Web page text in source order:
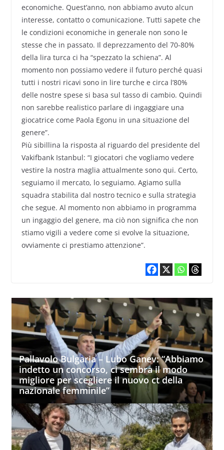
economiche. Quest’anno, non abbiamo avuto alcun
interesse, contatto o comunicazione. Tutti sapete che
le condizioni economiche in generale non sono le
stesse che in passato. Il deprezzamento del 70-80%
della lira turca ci ha “spezzato la schiena”. Al
momento non possiamo vedere il futuro perché quasi
tutti i nostri ricavi sono in lire turche e circa l’80%
delle nostre spese si basa sul tasso di cambio. Quindi
non sarebbe realistico parlare di ingaggiare una
giocatrice come Paola Egonu in una situazione del
genere”.
Più sibillina la risposta al riguardo del presidente del
Vakifbank Istanbul: “I giocatori che vogliamo vedere
vestire la nostra maglia attualmente sono qui. Certo,
seguiamo il mercato, lo seguiamo. Agiamo sulla
squadra stabilita dal nostro tecnico e sulla strategia
che segue. Al momento non abbiamo in programma
un ingaggio del genere, ma ciò non significa che non
stiamo vigili a vedere come si evolve la situazione,
ovviamente ci prestiamo attenzione”.
Pallavolo Bulgaria – Lubo Ganev: “Abbiamo
indetto un concorso, ci sembra il modo
migliore per scegliere il nuovo ct della
nazionale femminile”